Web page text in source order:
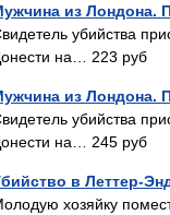
из Лондона.
убийства
на… 223 руб
из Лондона.
убийства
на… 245 руб
в Леттер-
хозяйку